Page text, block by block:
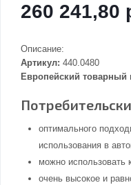
260 241,80
Описание:
Артикул: 440.0480
Европейский товарный
оптимального
использования в
можно использовать
очень высокое и